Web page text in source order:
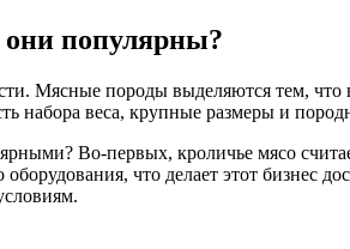
популярны?
Мясные породы выделяются тем, что
набора веса, крупные размеры и
Во-первых, кроличье мясо
что делает этот бизнес